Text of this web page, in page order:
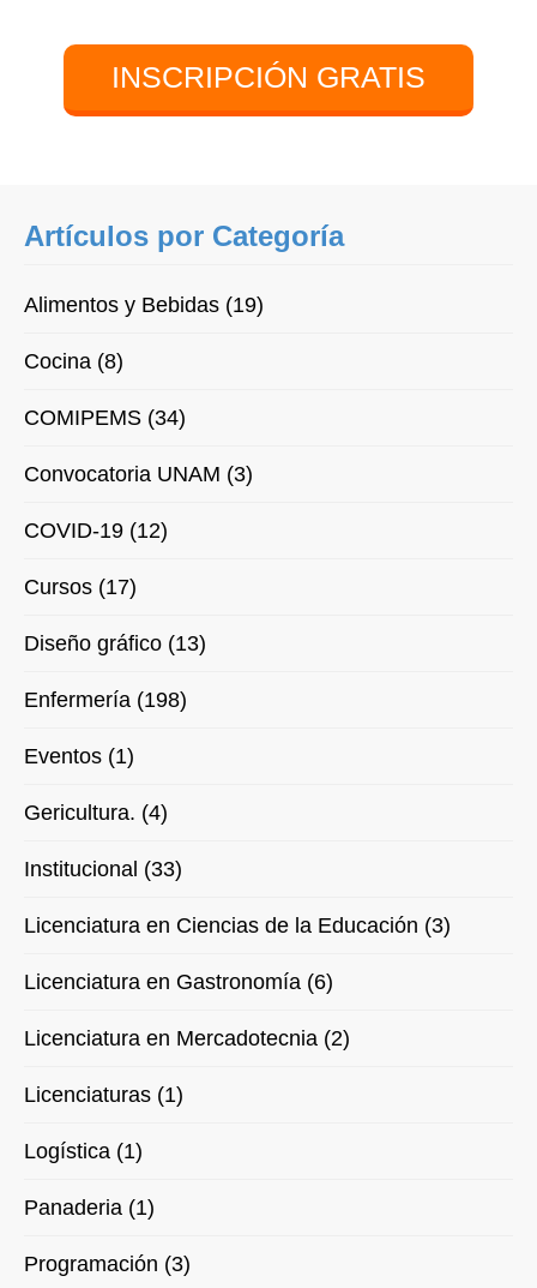
INSCRIPCIÓN GRATIS
Artículos por Categoría
Alimentos y Bebidas (19)
Cocina (8)
COMIPEMS (34)
Convocatoria UNAM (3)
COVID-19 (12)
Cursos (17)
Diseño gráfico (13)
Enfermería (198)
Eventos (1)
Gericultura. (4)
Institucional (33)
Licenciatura en Ciencias de la Educación (3)
Licenciatura en Gastronomía (6)
Licenciatura en Mercadotecnia (2)
Licenciaturas (1)
Logística (1)
Panaderia (1)
Programación (3)